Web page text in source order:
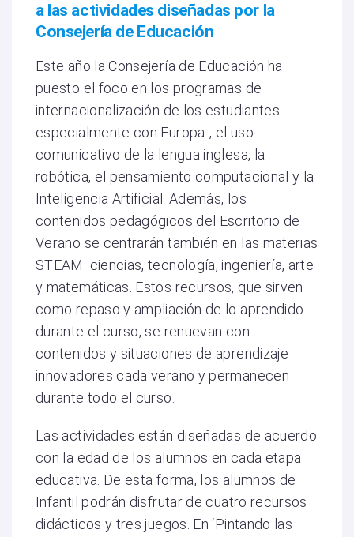
a las actividades diseñadas por la
Consejería de Educación
Este año la Consejería de Educación ha
puesto el foco en los programas de
internacionalización de los estudiantes -
especialmente con Europa-, el uso
comunicativo de la lengua inglesa, la
robótica, el pensamiento computacional y la
Inteligencia Artificial. Además, los
contenidos pedagógicos del Escritorio de
Verano se centrarán también en las materias
STEAM: ciencias, tecnología, ingeniería, arte
y matemáticas. Estos recursos, que sirven
como repaso y ampliación de lo aprendido
durante el curso, se renuevan con
contenidos y situaciones de aprendizaje
innovadores cada verano y permanecen
durante todo el curso.
Las actividades están diseñadas de acuerdo
con la edad de los alumnos en cada etapa
educativa. De esta forma, los alumnos de
Infantil podrán disfrutar de cuatro recursos
didácticos y tres juegos. En ‘Pintando las